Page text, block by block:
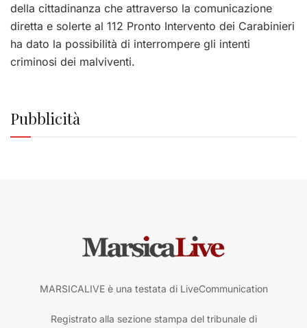
della cittadinanza che attraverso la comunicazione
diretta e solerte al 112 Pronto Intervento dei Carabinieri
ha dato la possibilità di interrompere gli intenti
criminosi dei malviventi.
Pubblicità
MARSICALIVE è una testata di LiveCommunication
Registrato alla sezione stampa del tribunale di